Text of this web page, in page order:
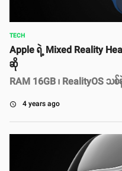
TECH
Apple ရဲ့ Mixed Reality
ဆို
RAM 16GB ၊ RealityOS
access_time 4 years ago